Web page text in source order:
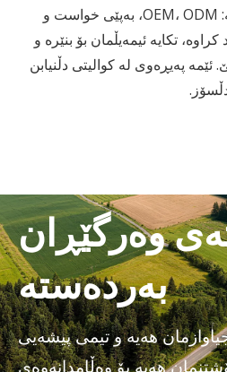
پێداویستی تایبەت، بۆ نموونە: OEM، ODM، بەپێی خواست و
کراوە، تکایە ئیمەیڵمان بۆ بنێرە و
ئێمە پەیڕەوی لە کوالیتی دڵنیابن
وەرگێڕان
بەردەستە
هەیە و تیمی پیشەیی
هەیە بۆ وەڵامدانەوەی